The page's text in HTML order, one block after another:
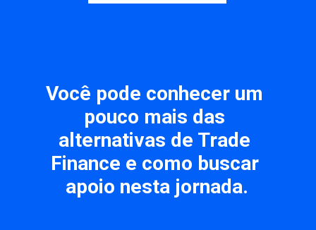
Você pode conhecer um
pouco mais das
alternativas de Trade
Finance e como buscar
apoio nesta jornada.